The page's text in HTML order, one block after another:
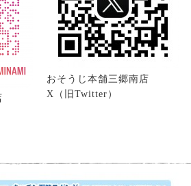
おそうじ本舗三郷南店
X（旧Twitter）